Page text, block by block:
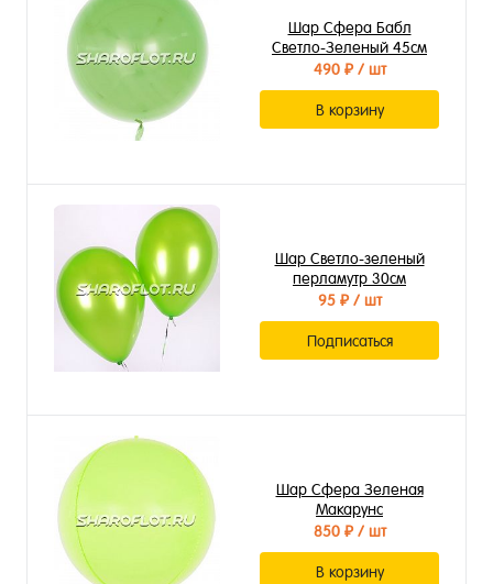
Шар Сфера Бабл
Светло-Зеленый 45см
490 ₽/ шт
В корзину
Шар Светло-зеленый
перламутр 30см
95 ₽/ шт
Подписаться
Шар Сфера Зеленая
Макарунс
850 ₽/ шт
В корзину